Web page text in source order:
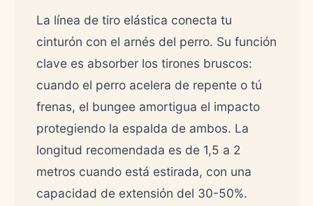
La línea de tiro elástica conecta tu
cinturón con el arnés del perro. Su función
clave es absorber los tirones bruscos:
cuando el perro acelera de repente o tú
frenas, el bungee amortigua el impacto
protegiendo la espalda de ambos. La
longitud recomendada es de 1,5 a 2
metros cuando está estirada, con una
capacidad de extensión del 30-50%.